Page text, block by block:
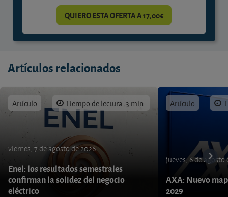
QUIERO ESTA OFERTA A 17,00€
Artículos relacionados
Artículo Tiempo de lectura: 3 min.
viernes, 7 de agosto de 2026
Enel: los resultados semestrales
confirman la solidez del negocio
eléctrico
Artículo
jueves, 6 de agosto
AXA: Nuevo
2029